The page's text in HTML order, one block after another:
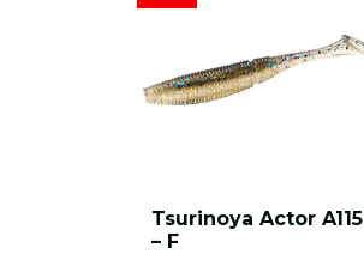
Tsurinoya Actor A115
– F